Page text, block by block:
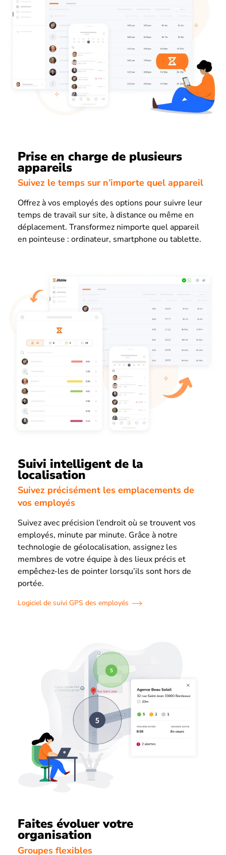
Prise en charge de plusieurs
appareils
Suivez le temps sur n’importe quel appareil
Offrez à vos employés des options pour suivre leur
temps de travail sur site, à distance ou même en
déplacement. Transformez nimporte quel appareil
en pointeuse : ordinateur, smartphone ou tablette.
Suivi intelligent de la
localisation
Suivez précisément les emplacements de
vos employés
Suivez avec précision l’endroit où se trouvent vos
employés, minute par minute. Grâce à notre
technologie de géolocalisation, assignez les
membres de votre équipe à des lieux précis et
empêchez-les de pointer lorsqu’ils sont hors de
portée.
Logiciel de suivi GPS des employés
Faites évoluer votre
organisation
Groupes flexibles